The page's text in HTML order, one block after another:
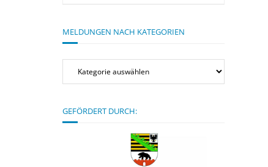
MELDUNGEN NACH KATEGORIEN
Meldungen
Kategorien
GEFÖRDERT DURCH: